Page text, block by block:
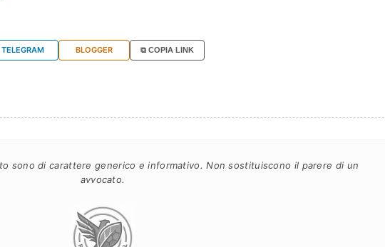
TELEGRAM BLOGGER ⧉ COPIA LINK
sono di carattere generico e informativo. Non sostituiscono il parere di un
avvocato.